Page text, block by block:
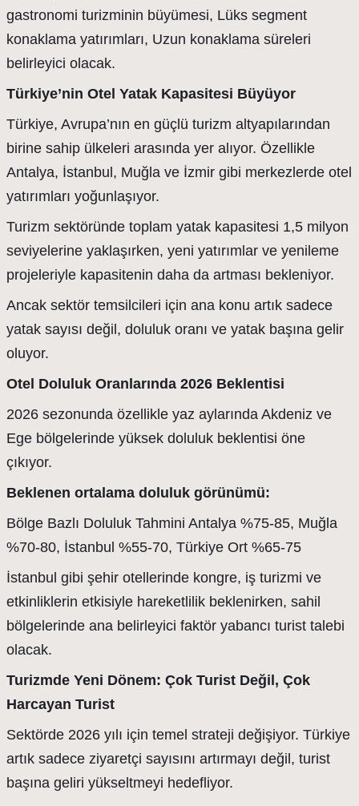
gastronomi turizminin büyümesi, Lüks segment
konaklama yatırımları, Uzun konaklama süreleri
belirleyici olacak.
Türkiye’nin Otel Yatak Kapasitesi Büyüyor
Türkiye, Avrupa’nın en güçlü turizm altyapılarından
birine sahip ülkeleri arasında yer alıyor. Özellikle
Antalya, İstanbul, Muğla ve İzmir gibi merkezlerde otel
yatırımları yoğunlaşıyor.
Turizm sektöründe toplam yatak kapasitesi 1,5 milyon
seviyelerine yaklaşırken, yeni yatırımlar ve yenileme
projeleriyle kapasitenin daha da artması bekleniyor.
Ancak sektör temsilcileri için ana konu artık sadece
yatak sayısı değil, doluluk oranı ve yatak başına gelir
oluyor.
Otel Doluluk Oranlarında 2026 Beklentisi
2026 sezonunda özellikle yaz aylarında Akdeniz ve
Ege bölgelerinde yüksek doluluk beklentisi öne
çıkıyor.
Beklenen ortalama doluluk görünümü:
Bölge Bazlı Doluluk Tahmini Antalya %75-85, Muğla
%70-80, İstanbul %55-70, Türkiye Ort %65-75
İstanbul gibi şehir otellerinde kongre, iş turizmi ve
etkinliklerin etkisiyle hareketlilik beklenirken, sahil
bölgelerinde ana belirleyici faktör yabancı turist talebi
olacak.
Turizmde Yeni Dönem: Çok Turist Değil, Çok
Harcayan Turist
Sektörde 2026 yılı için temel strateji değişiyor. Türkiye
artık sadece ziyaretçi sayısını artırmayı değil, turist
başına geliri yükseltmeyi hedefliyor.